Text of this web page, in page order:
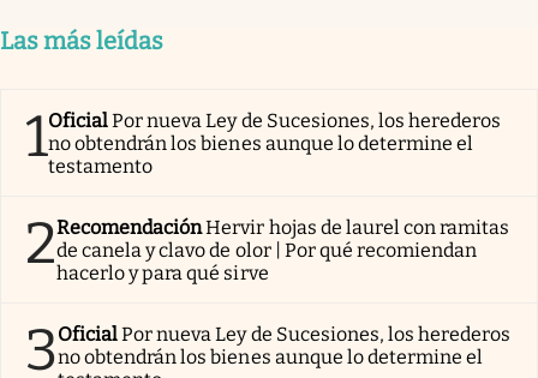
Las más leídas
1OficialPor nueva Ley de Sucesiones, los herederos
no obtendrán los bienes aunque lo determine el
testamento
2RecomendaciónHervir hojas de laurel con ramitas
de canela y clavo de olor | Por qué recomiendan
hacerlo y para qué sirve
3OficialPor nueva Ley de Sucesiones, los herederos
no obtendrán los bienes aunque lo determine el